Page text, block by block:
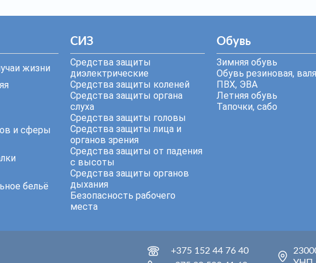
жизни
и сферы
бельё
СИЗ
Средства защиты
диэлектрические
Средства защиты коленей
Средства защиты органа
слуха
Средства защиты головы
Средства защиты лица и
органов зрения
Средства защиты от падения
с высоты
Средства защиты органов
дыхания
Безопасность рабочего
места
Обувь
Зимняя обувь
Обувь резиновая,
ПВХ, ЭВА
Летняя обувь
Тапочки, сабо
+375 152 44 76 40